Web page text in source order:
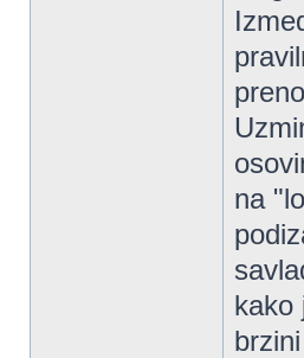
na
kako